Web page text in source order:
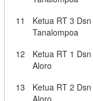
11
Ketua RT 3 Dsn
Tanalompoa
12
Ketua RT 1 Dsn
Aloro
13
Ketua RT 2 Dsn